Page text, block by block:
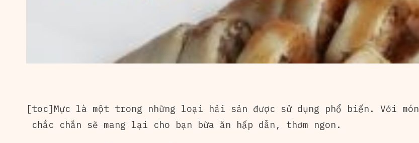
[toc]Mực là một trong những loại hải sản được sử dụng phổ biến. Với món
chắc chắn sẽ mang lại cho bạn bữa ăn hấp dẫn, thơm ngon.